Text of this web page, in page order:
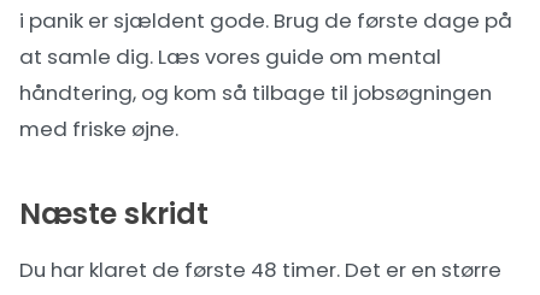
i panik er sjældent gode. Brug de første dage på
at samle dig. Læs vores guide om mental
håndtering, og kom så tilbage til jobsøgningen
med friske øjne.
Næste skridt
Du har klaret de første 48 timer. Det er en større